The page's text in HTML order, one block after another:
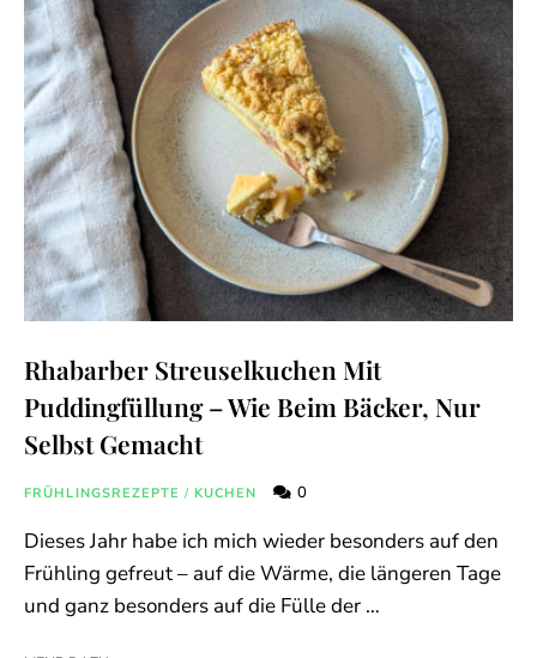
Rhabarber Streuselkuchen Mit
Puddingfüllung – Wie Beim Bäcker, Nur
Selbst Gemacht
FRÜHLINGSREZEPTE / KUCHEN 0
Dieses Jahr habe ich mich wieder besonders auf den
Frühling gefreut – auf die Wärme, die längeren Tage
und ganz besonders auf die Fülle der …